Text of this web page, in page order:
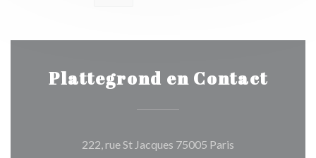
Plattegrond en Contact
222, rue St Jacques 75005 Paris